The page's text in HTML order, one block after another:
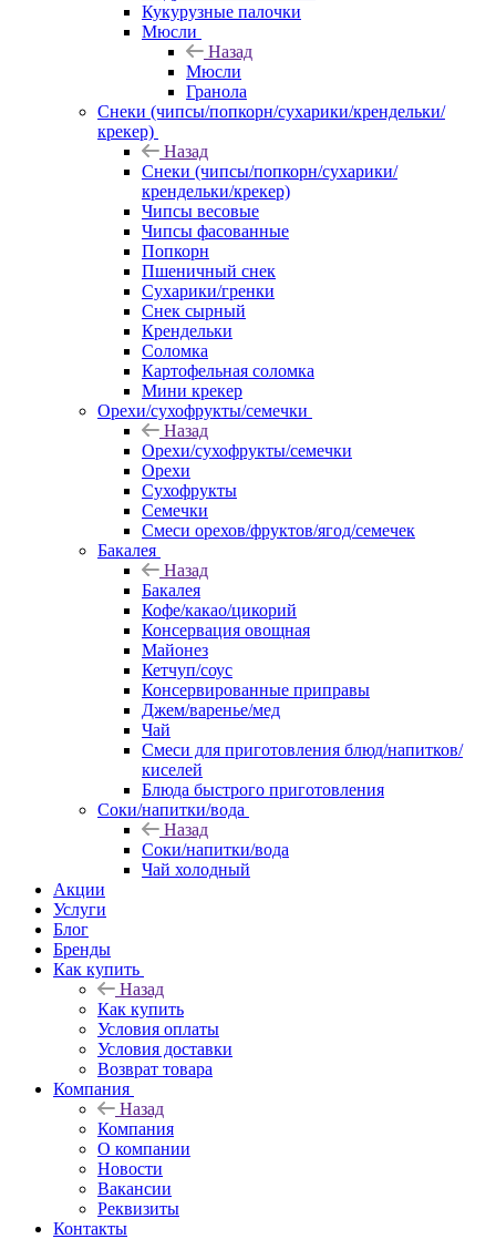
Кукурузные палочки
Мюсли
Назад
Мюсли
Гранола
Снеки (чипсы/попкорн/сухарики/крендельки/
крекер)
Назад
Снеки (чипсы/попкорн/сухарики/
крендельки/крекер)
Чипсы весовые
Чипсы фасованные
Попкорн
Пшеничный снек
Сухарики/гренки
Снек сырный
Крендельки
Соломка
Картофельная соломка
Мини крекер
Орехи/сухофрукты/семечки
Назад
Орехи/сухофрукты/семечки
Орехи
Сухофрукты
Семечки
Смеси орехов/фруктов/ягод/семечек
Бакалея
Назад
Бакалея
Кофе/какао/цикорий
Консервация овощная
Майонез
Кетчуп/соус
Консервированные приправы
Джем/варенье/мед
Чай
Смеси для приготовления блюд/напитков/
киселей
Блюда быстрого приготовления
Соки/напитки/вода
Назад
Соки/напитки/вода
Чай холодный
Акции
Услуги
Блог
Бренды
Как купить
Назад
Как купить
Условия оплаты
Условия доставки
Возврат товара
Компания
Назад
Компания
О компании
Новости
Вакансии
Реквизиты
Контакты